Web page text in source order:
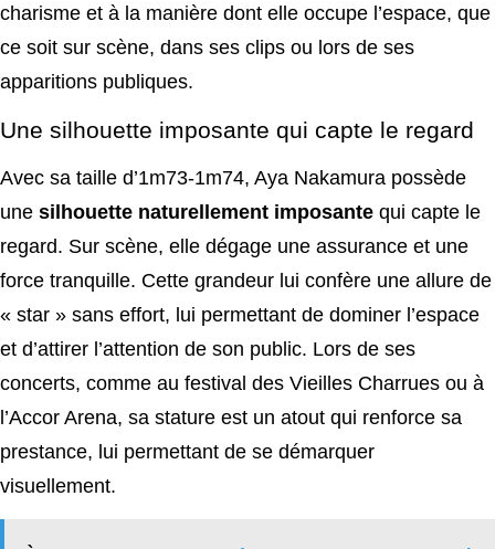
charisme et à la manière dont elle occupe l’espace, que
ce soit sur scène, dans ses clips ou lors de ses
apparitions publiques.
Une silhouette imposante qui capte le regard
Avec sa taille d’1m73-1m74, Aya Nakamura possède
une silhouette naturellement imposante qui capte le
regard. Sur scène, elle dégage une assurance et une
force tranquille. Cette grandeur lui confère une allure de
« star » sans effort, lui permettant de dominer l’espace
et d’attirer l’attention de son public. Lors de ses
concerts, comme au festival des Vieilles Charrues ou à
l’Accor Arena, sa stature est un atout qui renforce sa
prestance, lui permettant de se démarquer
visuellement.